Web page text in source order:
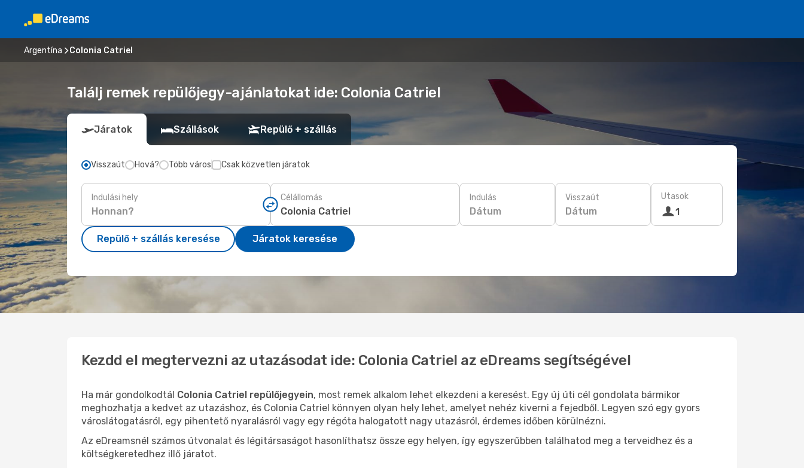
Argentína Colonia Catriel
Találj remek repülőjegy-ajánlatokat ide: Colonia Catriel
Járatok Szállások Repülő + szállás
Visszaút Hová? Több város Csak közvetlen járatok
Indulási hely Célállomás Indulás
Dátum
Visszaút
Dátum
Utasok
1
Repülő + szállás keresése Járatok keresése
Kezdd el megtervezni az utazásodat ide: Colonia Catriel az eDreams segítségével
Ha már gondolkodtál Colonia Catriel repülőjegyein, most remek alkalom lehet elkezdeni a keresést. Egy új úti cél gondolata bármikor
meghozhatja a kedvet az utazáshoz, és Colonia Catriel könnyen olyan hely lehet, amelyet nehéz kiverni a fejedből. Legyen szó egy gyors
városlátogatásról, egy pihentető nyaralásról vagy egy régóta halogatott nagy utazásról, érdemes időben körülnézni.
Az eDreamsnél számos útvonalat és légitársaságot hasonlíthatsz össze egy helyen, így egyszerűbben találhatod meg a terveidhez és a
költségkeretedhez illő járatot.